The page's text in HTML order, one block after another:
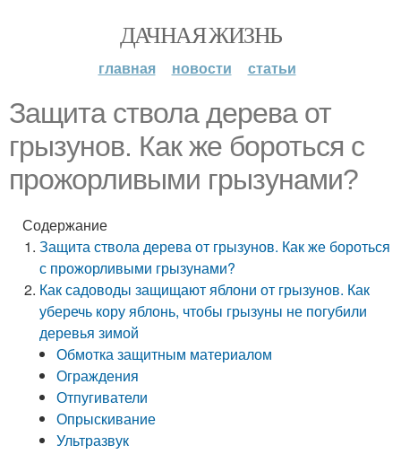
ДАЧНАЯ ЖИЗНЬ
главная новости статьи
Защита ствола дерева от
грызунов. Как же бороться с
прожорливыми грызунами?
Содержание
Защита ствола дерева от грызунов. Как же бороться
с прожорливыми грызунами?
Как садоводы защищают яблони от грызунов. Как
уберечь кору яблонь, чтобы грызуны не погубили
деревья зимой
Обмотка защитным материалом
Ограждения
Отпугиватели
Опрыскивание
Ультразвук